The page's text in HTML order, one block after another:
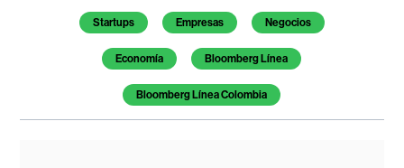
Temas de este artículo
Startups Empresas Negocios
Economía Bloomberg Línea
Bloomberg Línea Colombia